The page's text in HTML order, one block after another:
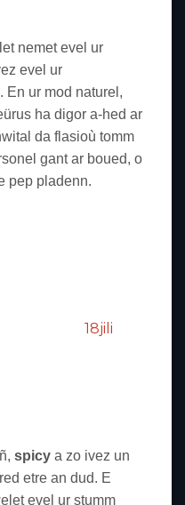
nemet evel ur
evel ur
En ur mod naturel,
ha digor a-hed ar
da flasioù tomm
gant ar boued, o
pep pladenn.
ar c’hras ha an
18jili
spicy a zo ivez un
etre an dud. E
evel ur stumm